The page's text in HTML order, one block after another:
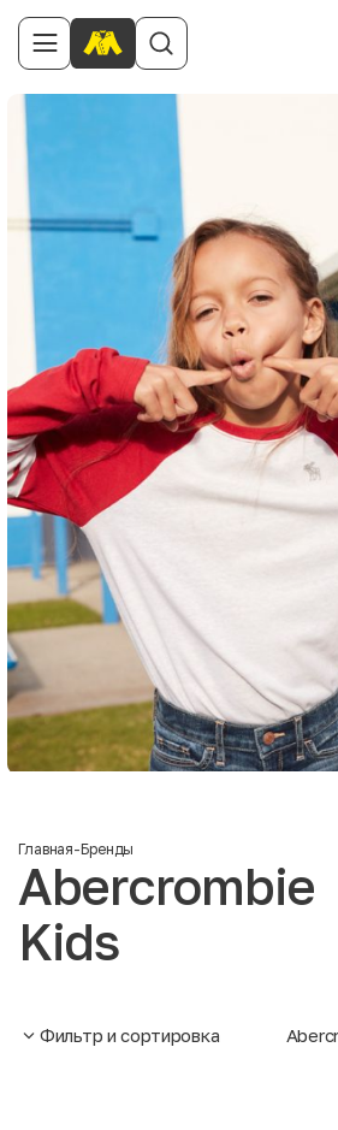
Главная-Бренды
Abercrombie
Kids
Фильтр и сортировка